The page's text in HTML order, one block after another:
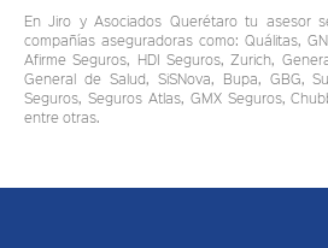
En Jiro y Asociados Querétaro tu asesor
compañías aseguradoras como: Quálitas,
Afirme Seguros, HDI Seguros, Zurich,
General de Salud, SiSNova, Bupa, GBG,
Seguros, Seguros Atlas, GMX Seguros,
entre otras.